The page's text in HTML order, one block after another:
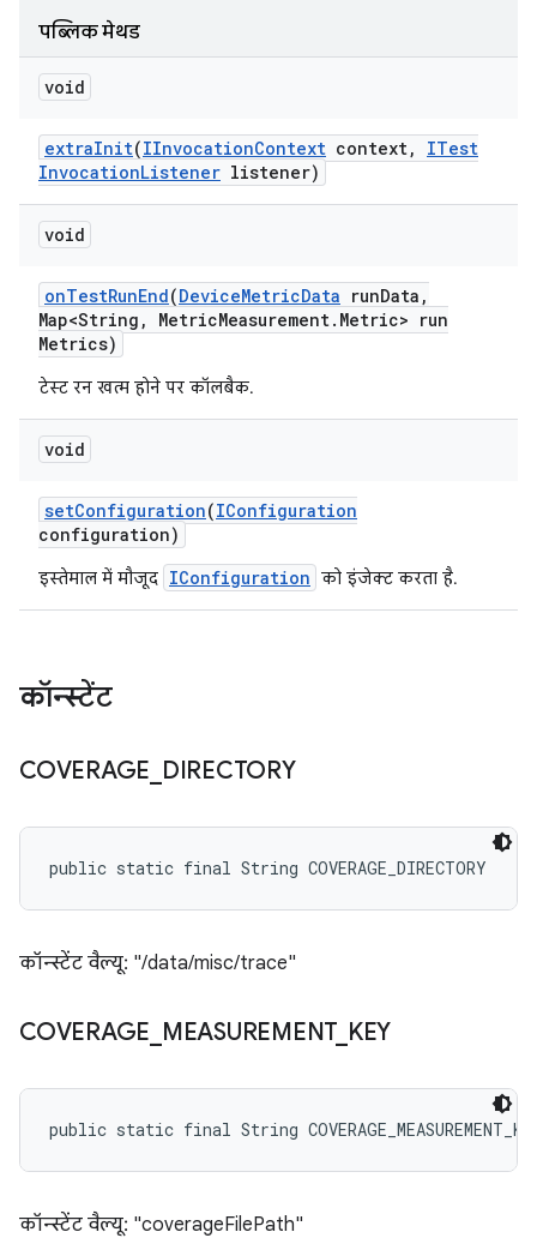
पब्लिक मेथड
void
extraInit(IInvocationContext context,
ITest
InvocationListener listener)
void
onTestRunEnd(DeviceMetricData runData ,
Map<String , MetricMeasurement. Metric> run
Metrics)
टेस्ट रन खत्म होने पर कॉलबैक.
void
setConfiguration(IConfiguration
configuration)
इस्तेमाल में मौजूद IConfiguration को इंजेक्ट करता है.
कॉन्स्टेंट
COVERAGE DIRECTORY
public static final String COVERAGE_DIRECTORY
कॉन्स्टेंट वैल्यू: "/data/misc/trace"
COVERAGE MEASUREMENT_ KEY
public static final String
कॉन्स्टेंट वैल्यू: "coverageFilePath"